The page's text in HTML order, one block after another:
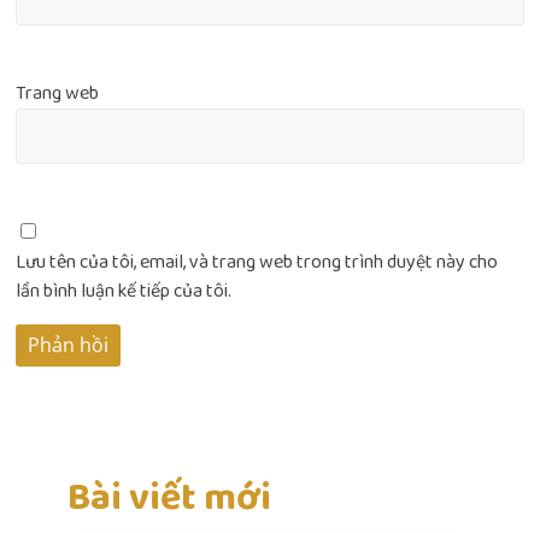
Trang web
Lưu tên của tôi, email, và trang web trong trình duyệt này cho
lần bình luận kế tiếp của tôi.
Bài viết mới